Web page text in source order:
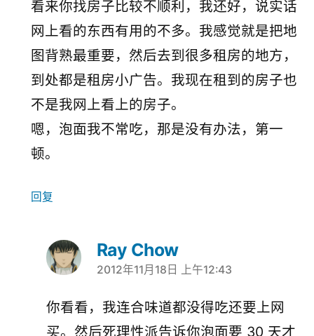
看来你找房子比较不顺利，我还好，说实话
网上看的东西有用的不多。我感觉就是把地
图背熟最重要，然后去到很多租房的地方，
到处都是租房小广告。我现在租到的房子也
不是我网上看上的房子。
嗯，泡面我不常吃，那是没有办法，第一
顿。
回复
Ray Chow
说：
2012年11月18日 上午12:43
你看看，我连合味道都没得吃还要上网
买。然后死理性派告诉你泡面要 30 天才